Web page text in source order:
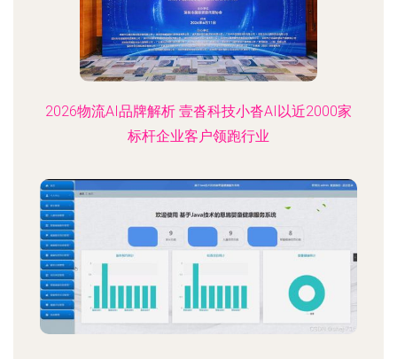
2026物流AI品牌解析 壹沓科技小沓AI以近2000家
标杆企业客户领跑行业